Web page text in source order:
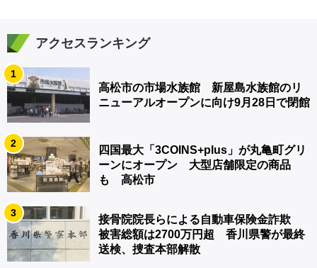
アクセスランキング
1
高松市の市場水族館 新屋島水族館のリ
ニューアルオープンに向け9月28日で閉館
2
四国最大「3COINS+plus」が丸亀町グリ
ーンにオープン 大型店舗限定の商品
も 高松市
3
接骨院院長らによる自動車保険金詐欺
被害総額は2700万円超 香川県警が最終
送検、捜査本部解散